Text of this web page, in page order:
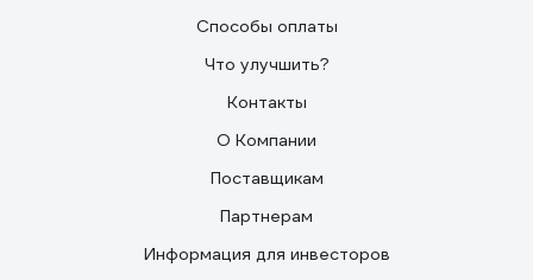
Способы оплаты
Что улучшить?
Контакты
О Компании
Поставщикам
Партнерам
Информация для инвесторов